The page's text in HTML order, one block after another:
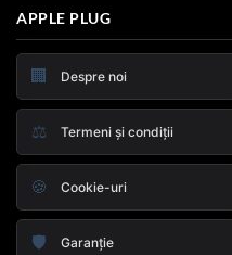
APPLE PLUG
🏢 Despre noi
⚖️ Termeni și condiții
🍪 Cookie-uri
🛡️ Garanție